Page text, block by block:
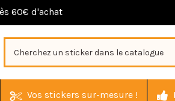
60€ d'achat
Vos stickers sur-mesure !